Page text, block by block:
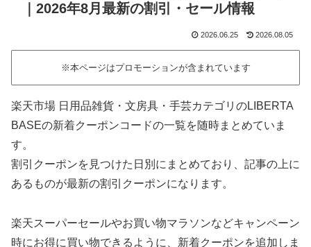
｜2026年8月最新の割引・セール情報
2026.06.25 2026.08.05
※本ページはプロモーションが含まれています
楽天市場 日用品雑貨・文房具・手芸カテゴリのLIBERTA
BASEの新着クーポンコードの一覧を随時まとめていま
す。
割引クーポンを見つけた日別にまとめており、記事の上に
あるものが最新の割引クーポンになります。
楽天スーパーセールやお買い物マラソンなどキャンペーン
時にお得に買い物できるように、新着クーポンを追加しま